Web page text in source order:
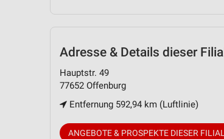
Adresse & Details dieser
Hauptstr. 49
77652 Offenburg
Entfernung 592,94 km (Luftlinie)
ANGEBOTE & PROSPEKTE DIESER